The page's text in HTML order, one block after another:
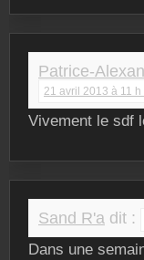
Patrice-
21 avril 2013 à 11 h
Vivement le sdf
Sand R'a dit :
Dans une